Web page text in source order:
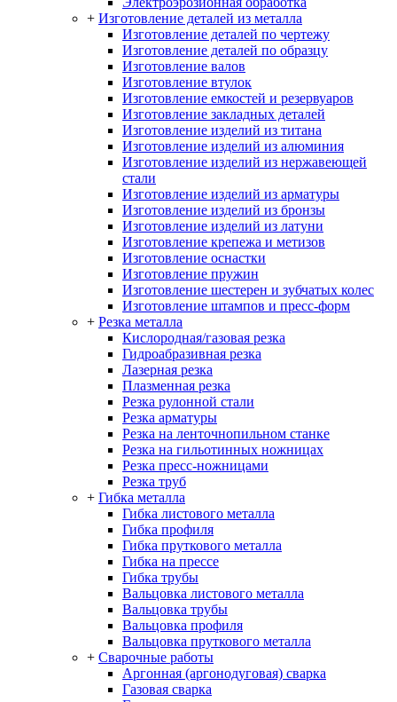
+ Изготовление деталей из металла
Изготовление деталей по чертежу
Изготовление деталей по образцу
Изготовление валов
Изготовление втулок
Изготовление емкостей и резервуаров
Изготовление закладных деталей
Изготовление изделий из титана
Изготовление изделий из алюминия
Изготовление изделий из нержавеющей
стали
Изготовление изделий из арматуры
Изготовление изделий из бронзы
Изготовление изделий из латуни
Изготовление крепежа и метизов
Изготовление оснастки
Изготовление пружин
Изготовление шестерен и зубчатых колес
Изготовление штампов и пресс-форм
+ Резка металла
Кислородная/газовая резка
Гидроабразивная резка
Лазерная резка
Плазменная резка
Резка рулонной стали
Резка арматуры
Резка на ленточнопильном станке
Резка на гильотинных ножницах
Резка пресс-ножницами
Резка труб
+ Гибка металла
Гибка листового металла
Гибка профиля
Гибка пруткового металла
Гибка на прессе
Гибка трубы
Вальцовка листового металла
Вальцовка трубы
Вальцовка профиля
Вальцовка пруткового металла
+ Сварочные работы
Аргонная (аргонодуговая) сварка
Газовая сварка